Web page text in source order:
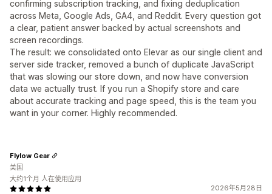
confirming subscription tracking, and fixing deduplication
across Meta, Google Ads, GA4, and Reddit. Every question got
a clear, patient answer backed by actual screenshots and
screen recordings.
The result: we consolidated onto Elevar as our single client and
server side tracker, removed a bunch of duplicate JavaScript
that was slowing our store down, and now have conversion
data we actually trust. If you run a Shopify store and care
about accurate tracking and page speed, this is the team you
want in your corner. Highly recommended.
2026年5月28日
Flylow Gear
美国
大约1个月 人在使用应用